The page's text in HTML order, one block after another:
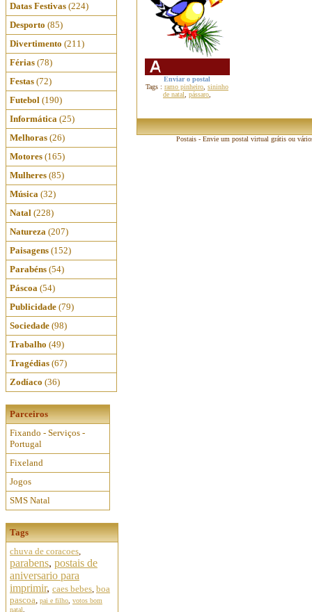
Datas Festivas (224)
Desporto (85)
Divertimento (211)
Férias (78)
Festas (72)
Futebol (190)
Informática (25)
Melhoras (26)
Motores (165)
Mulheres (85)
Música (32)
Natal (228)
Natureza (207)
Paisagens (152)
Parabéns (54)
Páscoa (54)
Publicidade (79)
Sociedade (98)
Trabalho (49)
Tragédias (67)
Zodíaco (36)
Parceiros
Fixando - Serviços -
Portugal
Fixeland
Jogos
SMS Natal
Tags
chuva de coracoes,
parabens, postais de
aniversario para
imprimir, caes bebes, boa
pascoa, pai e filho votos bom
natal
Enviar o postal
Tags : ramo pinheiro sininho
de natal
pássaro
Postais - Envie um postal virtual grátis ou